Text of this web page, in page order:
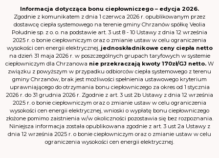
Informacja dotycząca bonu ciepłowniczego – edycja 2026.
Zgodnie z komunikatem z dnia 1 czerwca 2026 r. opublikowanym przez
dostawcę ciepła systemowego na terenie gminy Chrzanów spółkę Veolia
Południe sp. z o. o. na podstawie art. 3 ust 8 - 10 Ustawy z dnia 12 września
2025 r. o bonie ciepłowniczym oraz o zmianie ustaw w celu ograniczenia
wysokości cen energii elektrycznej, jednoskładnikowe ceny ciepła netto
na dzień 31 maja 2026 r. w poszczególnych grupach taryfowych w systemie
ciepłowniczym dla Chrzanowa nie przekraczają kwoty 170zł/GJ netto. W
związku z powyższym w przypadku odbiorców ciepła systemowego z terenu
gminy Chrzanów, brak jest możliwości spełnienia ustawowego kryterium
uprawniającego do otrzymania bonu ciepłowniczego za okres od 1 stycznia
2026 r. do 31 grudnia 2026 r. Zgodnie z art. 3 ust 2b Ustawy z dnia 12 września
2025 r. o bonie ciepłowniczym oraz o zmianie ustaw w celu ograniczenia
wysokości cen energii elektrycznej, wnioski o wypłatę bonu ciepłowniczego
złożone pomimo zaistnienia w/w okoliczności pozostawia się bez rozpoznania.
Niniejsza informacja została opublikowana zgodnie z art. 3 ust 2a Ustawy z
dnia 12 września 2025 r. o bonie ciepłowniczym oraz o zmianie ustaw w celu
ograniczenia wysokości cen energii elektrycznej.